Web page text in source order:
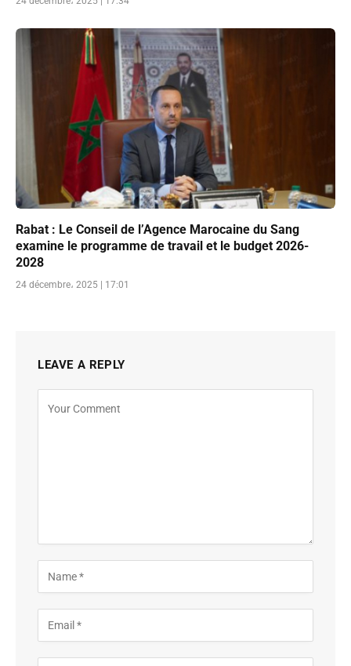
Rabat : Le Conseil de l’Agence Marocaine du Sang
examine le programme de travail et le budget 2026-
2028
24 décembre، 2025 | 17:01
LEAVE A REPLY